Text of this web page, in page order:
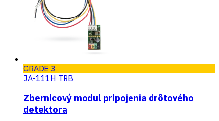
GRADE 3
JA-111H TRB
Zbernicový modul pripojenia drôtového
detektora